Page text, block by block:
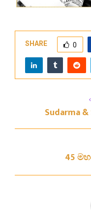
SHARE 0
Sudarma
45